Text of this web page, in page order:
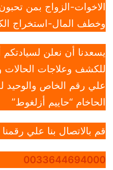
الاخوات-الزواج بمن
وخطف المال-استخراج
يسعدنا أن نعلن لسيادتكم
للكشف وعلاجات الحالات
علي رقم الخاص والوحيد
الحاخام “حاييم أزلغوط”
قم بالاتصال بنا علي رقمنا
0033644694000